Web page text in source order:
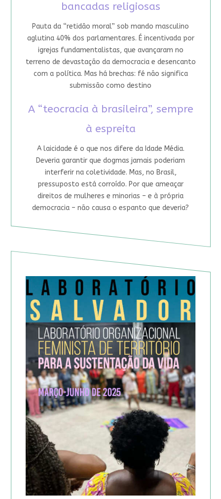
bancadas religiosas
Pauta da “retidão moral” sob mando masculino
aglutina 40% dos parlamentares. É incentivada por
igrejas fundamentalistas, que avançaram no
terreno de devastação da democracia e desencanto
com a política. Mas há brechas: fé não significa
submissão como destino
A “teocracia à brasileira”, sempre
à espreita
A laicidade é o que nos difere da Idade Média.
Deveria garantir que dogmas jamais poderiam
interferir na coletividade. Mas, no Brasil,
pressuposto está corroído. Por que ameaçar
direitos de mulheres e minorias – e à própria
democracia – não causa o espanto que deveria?